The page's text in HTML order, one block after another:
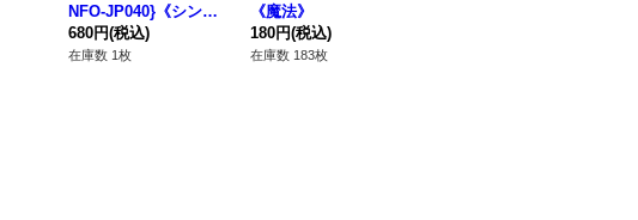
NFO-JP040}《シンク
ロ》
680円(税込)
在庫数 1枚
《魔法》
180円(税込)
在庫数 183枚